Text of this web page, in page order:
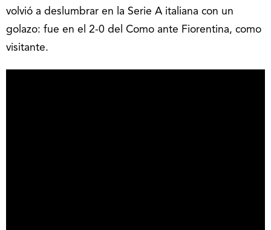
volvió a deslumbrar en la Serie A italiana con un
golazo: fue en el 2-0 del Como ante Fiorentina, como
visitante.